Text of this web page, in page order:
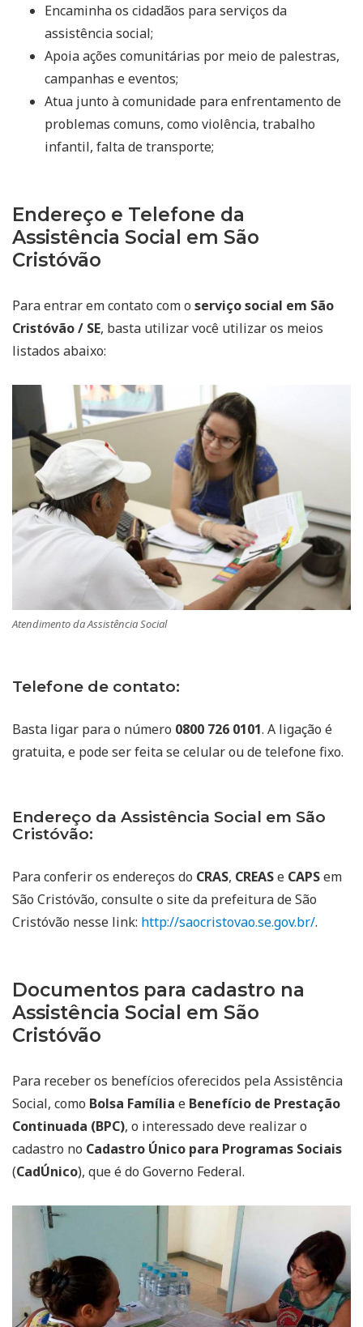
Encaminha os cidadãos para serviços da
assistência social;
Apoia ações comunitárias por meio de palestras,
campanhas e eventos;
Atua junto à comunidade para enfrentamento de
problemas comuns, como violência, trabalho
infantil, falta de transporte;
Endereço e Telefone da
Assistência Social em São
Cristóvão
Para entrar em contato com o serviço social em São
Cristóvão / SE, basta utilizar você utilizar os meios
listados abaixo:
Atendimento da Assistência Social
Telefone de contato:
Basta ligar para o número 0800 726 0101. A ligação é
gratuita, e pode ser feita se celular ou de telefone fixo.
Endereço da Assistência Social em São
Cristóvão:
Para conferir os endereços do CRAS, CREASe CAPSem
São Cristóvão, consulte o site da prefeitura de São
Cristóvão nesse link: http://saocristovao.se.gov.br/.
Documentos para cadastro na
Assistência Social em São
Cristóvão
Para receber os benefícios oferecidos pela Assistência
Social, como Bolsa Família e Benefício de Prestação
Continuada (BPC), o interessado deve realizar o
cadastro no Cadastro Único para Programas Sociais
(CadÚnico), que é do Governo Federal.